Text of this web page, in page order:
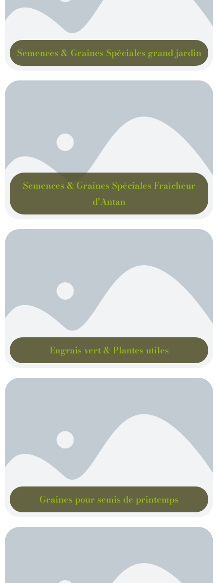
Semences & Graines Spéciales grand jardin
Semences & Graines Spéciales Fraîcheur
d’Antan
Engrais vert & Plantes utiles
Graines pour semis de printemps